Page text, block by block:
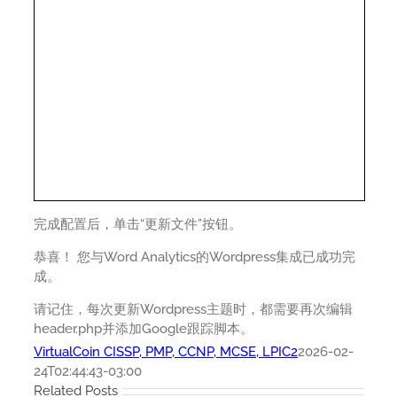
完成配置后，单击“更新文件”按钮。
恭喜！ 您与Word Analytics的Wordpress集成已成功完
成。
请记住，每次更新Wordpress主题时，都需要再次编辑
header.php并添加Google跟踪脚本。
VirtualCoin CISSP, PMP, CCNP, MCSE, LPIC22026-02-
24T02:44:43-03:00
Related Posts